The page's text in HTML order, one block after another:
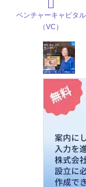
ベンチャーキャピタル
（VC）